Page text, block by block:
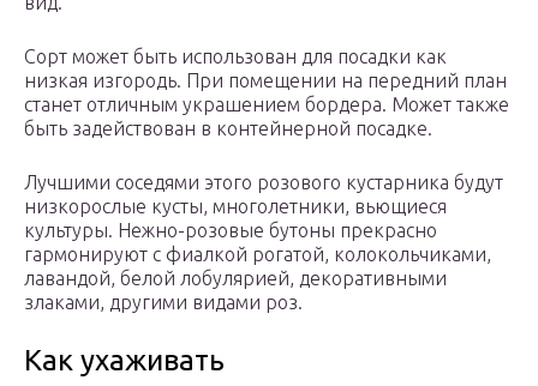
Сорт может быть использован для посадки как
низкая изгородь. При помещении на передний план
станет отличным украшением бордера. Может также
быть задействован в контейнерной посадке.
Лучшими соседями этого розового кустарника будут
низкорослые кусты, многолетники, вьющиеся
культуры. Нежно-розовые бутоны прекрасно
гармонируют с фиалкой рогатой, колокольчиками,
лавандой, белой лобулярией, декоративными
злаками, другими видами роз.
Как ухаживать